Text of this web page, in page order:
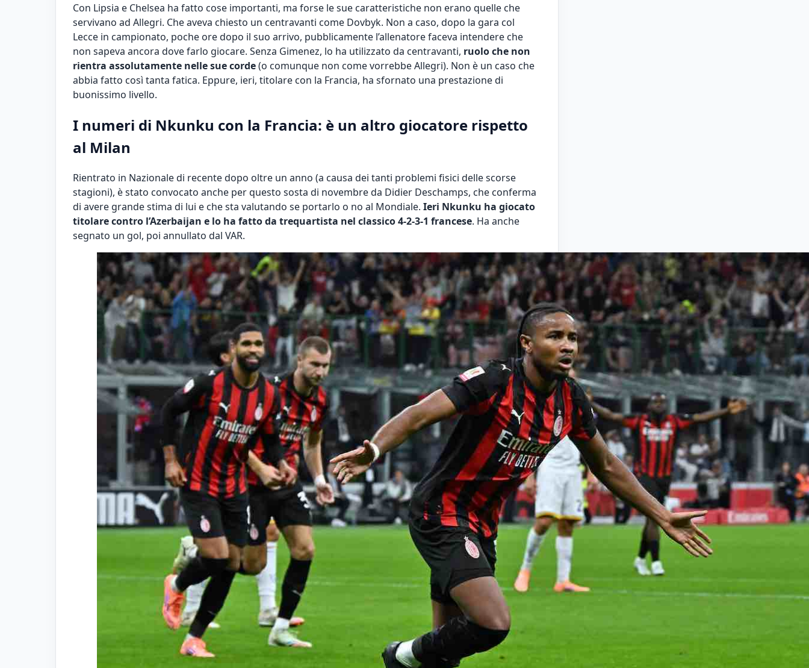
Con Lipsia e Chelsea ha fatto cose importanti, ma forse le sue caratteristiche non erano quelle che
servivano ad Allegri. Che aveva chiesto un centravanti come Dovbyk. Non a caso, dopo la gara col
Lecce in campionato, poche ore dopo il suo arrivo, pubblicamente l’allenatore faceva intendere che
non sapeva ancora dove farlo giocare. Senza Gimenez, lo ha utilizzato da centravanti, ruolo che non
rientra assolutamente nelle sue corde(o comunque non come vorrebbe Allegri). Non è un caso che
abbia fatto così tanta fatica. Eppure, ieri, titolare con la Francia, ha sfornato una prestazione di
buonissimo livello.
I numeri di Nkunku con la Francia: è un altro giocatore rispetto
al Milan
Rientrato in Nazionale di recente dopo oltre un anno (a causa dei tanti problemi fisici delle scorse
stagioni), è stato convocato anche per questo sosta di novembre da Didier Deschamps, che conferma
di avere grande stima di lui e che sta valutando se portarlo o no al Mondiale. Ieri Nkunku ha giocato
titolare contro l’Azerbaijan e lo ha fatto da trequartista nel classico 4-2-3-1 francese. Ha anche
segnato un gol, poi annullato dal VAR.